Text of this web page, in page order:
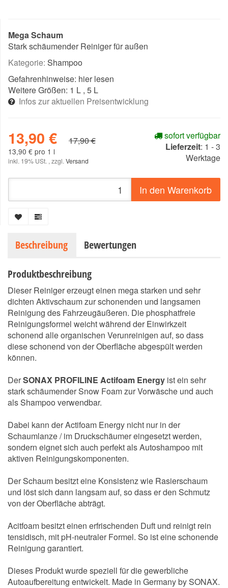
Mega Schaum
Stark schäumender Reiniger für außen
Kategorie: Shampoo
Gefahrenhinweise: hier lesen
Weitere Größen: 1 L , 5 L
Infos zur aktuellen Preisentwicklung
13,90 € 17,90 €
13,90 € pro 1 l
inkl. 19% USt. , zzgl. Versand
sofort verfügbar
Lieferzeit: 1 - 3
Werktage
In den Warenkorb
Beschreibung Bewertungen
Produktbeschreibung
Dieser Reiniger erzeugt einen mega starken und sehr
dichten Aktivschaum zur schonenden und langsamen
Reinigung des Fahrzeugäußeren. Die phosphatfreie
Reinigungsformel weicht während der Einwirkzeit
schonend alle organischen Verunreinigen auf, so dass
diese schonend von der Oberfläche abgespült werden
können.
DerSONAX PROFILINE Actifoam Energy ist ein sehr
stark schäumender Snow Foam zur Vorwäsche und auch
als Shampoo verwendbar.
Dabei kann der Actifoam Energy nicht nur in der
Schaumlanze / im Druckschäumer eingesetzt werden,
sondern eignet sich auch perfekt als Autoshampoo mit
aktiven Reinigungskomponenten.
Der Schaum besitzt eine Konsistenz wie Rasierschaum
und löst sich dann langsam auf, so dass er den Schmutz
von der Oberfläche abträgt.
Acitfoam besitzt einen erfrischenden Duft und reinigt rein
tensidisch, mit pH-neutraler Formel. So ist eine schonende
Reinigung garantiert.
Dieses Produkt wurde speziell für die gewerbliche
Autoaufbereitung entwickelt. Made in Germany by SONAX.